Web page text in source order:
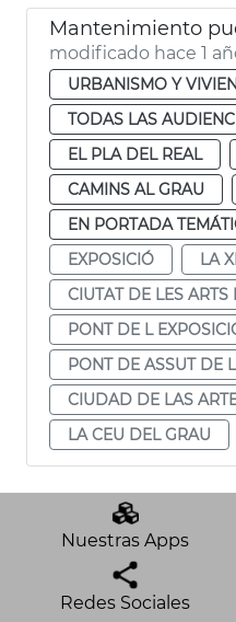
modificado hace 1
URBANISMO Y
TODAS LAS
EL PLA DEL REAL
CAMINS AL GRAU
EN PORTADA
EXPOSICIÓ
LA
CIUTAT DE LES ARTS
PONT DE L
PONT DE ASSUT DE
CIUDAD DE LAS
LA CEU DEL GRAU
Nuestras Apps
Redes Sociales